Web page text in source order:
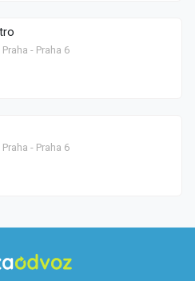
- Praha 6
- Praha 6